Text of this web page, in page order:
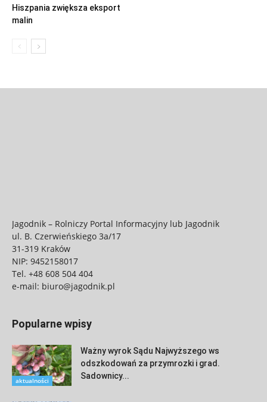
Hiszpania zwiększa eksport
malin
Jagodnik – Rolniczy Portal Informacyjny lub Jagodnik
ul. B. Czerwieńskiego 3a/17
31-319 Kraków
NIP: 9452158017
Tel. +48 608 504 404
e-mail: biuro@jagodnik.pl
Popularne wpisy
aktualności
Ważny wyrok Sądu Najwyższego ws
odszkodowań za przymrozki i grad.
Sadownicy...